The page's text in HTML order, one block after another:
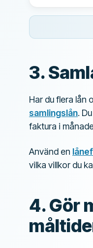
3.
Har du flera lån
samlingslån.
faktura i
Använd en
vilka villkor du
4. Gör